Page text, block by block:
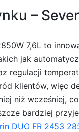
–
7,6L to
jak
regulacji
klientów, więc
niż wcześniej,
bardziej
DUO FR 2453